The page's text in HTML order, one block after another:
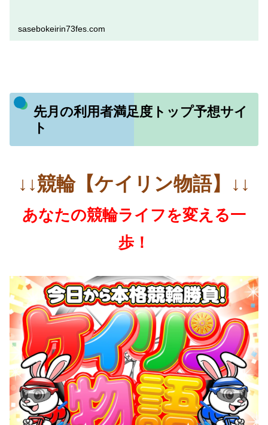
sasebokeirin73fes.com
先月の利用者満足度トップ予想サイ
ト
↓↓競輪【ケイリン物語】↓↓
あなたの競輪ライフを変える一
歩！